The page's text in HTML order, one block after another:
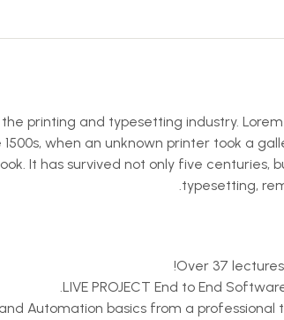
printing and typesetting industry. Lorem
when an unknown printer took a
It has survived not only five centuries,
typesetting,
Over 37
LIVE PROJECT End to End
Automation basics from a professional